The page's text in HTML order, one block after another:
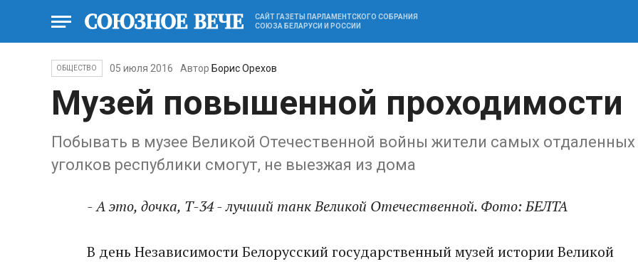
САЙТ ГАЗЕТЫ ПАРЛАМЕНТСКОГО СОБРАНИЯ
СОЮЗА БЕЛАРУСИ И РОССИИ
ОБЩЕСТВО 05 июля 2016 Автор Борис Орехов
Музей повышенной проходимости
Побывать в музее Великой Отечественной войны жители самых отдаленных
уголков республики смогут, не выезжая из дома
- А это, дочка, Т-34 - лучший танк Великой Отечественной. Фото: БЕЛТА
В день Независимости Белорусский государственный музей истории Великой